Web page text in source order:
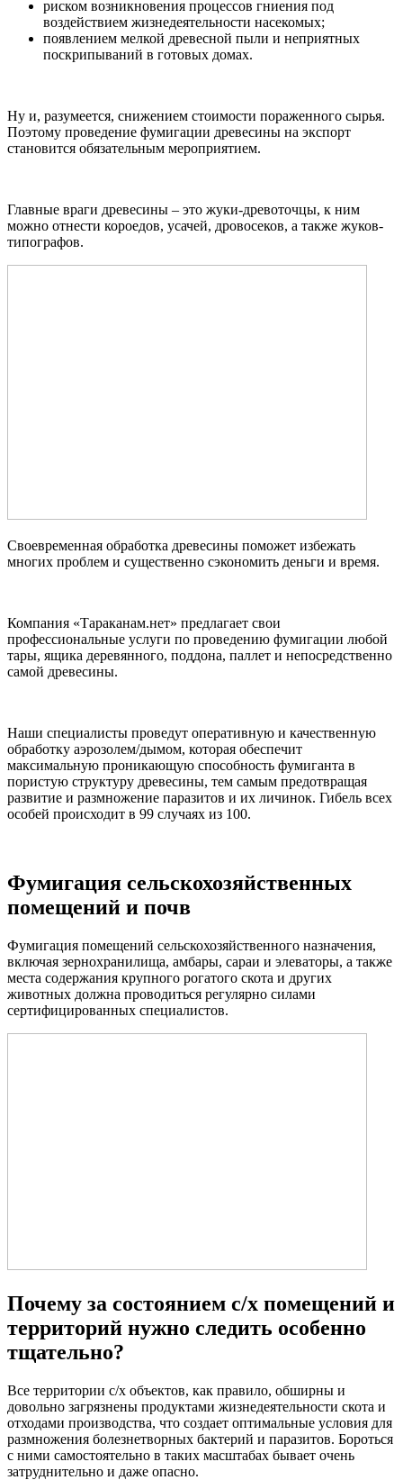
риском возникновения процессов гниения под
воздействием жизнедеятельности насекомых;
появлением мелкой древесной пыли и неприятных
поскрипываний в готовых домах.
Ну и, разумеется, снижением стоимости пораженного сырья.
Поэтому проведение фумигации древесины на экспорт
становится обязательным мероприятием.
Главные враги древесины – это жуки-древоточцы, к ним
можно отнести короедов, усачей, дровосеков, а также жуков-
типографов.
Своевременная обработка древесины поможет избежать
многих проблем и существенно сэкономить деньги и время.
Компания «Тараканам.нет» предлагает свои
профессиональные услуги по проведению фумигации любой
тары, ящика деревянного, поддона, паллет и непосредственно
самой древесины.
Наши специалисты проведут оперативную и качественную
обработку аэрозолем/дымом, которая обеспечит
максимальную проникающую способность фумиганта в
пористую структуру древесины, тем самым предотвращая
развитие и размножение паразитов и их личинок. Гибель всех
особей происходит в 99 случаях из 100.
Фумигация сельскохозяйственных
помещений и почв
Фумигация помещений сельскохозяйственного назначения,
включая зернохранилища, амбары, сараи и элеваторы, а также
места содержания крупного рогатого скота и других
животных должна проводиться регулярно силами
сертифицированных специалистов.
Почему за состоянием с/х помещений и
территорий нужно следить особенно
тщательно?
Все территории с/х объектов, как правило, обширны и
довольно загрязнены продуктами жизнедеятельности скота и
отходами производства, что создает оптимальные условия для
размножения болезнетворных бактерий и паразитов. Бороться
с ними самостоятельно в таких масштабах бывает очень
затруднительно и даже опасно.